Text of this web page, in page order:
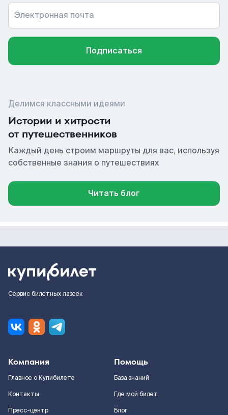
Электронная почта
Подписаться
Делимся классными идеями
Истории и хитрости
от путешественников
Каждый день строим маршруты для вас, используя
собственные знания о путешествиях
Читать блог
Сервис билетных лазеек
Компания
Главное о Купибилете
Контакты
Пресс-центр
Помощь
База знаний
Где мой билет
Блог